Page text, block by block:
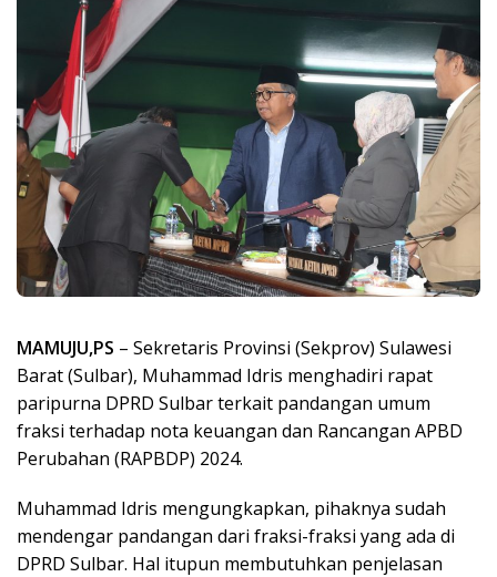
MAMUJU,PS – Sekretaris Provinsi (Sekprov) Sulawesi
Barat (Sulbar), Muhammad Idris menghadiri rapat
paripurna DPRD Sulbar terkait pandangan umum
fraksi terhadap nota keuangan dan Rancangan APBD
Perubahan (RAPBDP) 2024.
Muhammad Idris mengungkapkan, pihaknya sudah
mendengar pandangan dari fraksi-fraksi yang ada di
DPRD Sulbar. Hal itupun membutuhkan penjelasan